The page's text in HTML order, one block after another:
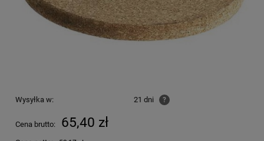
Wysyłka w: 21 dni ?
Cena brutto: 65,40 zł